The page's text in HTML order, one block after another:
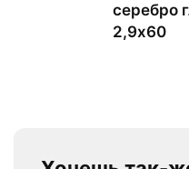
серебро
2,9х60